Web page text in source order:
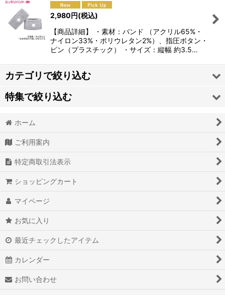
2,980円(税込)
【商品詳細】 ・素材：バンド （アクリル65%・
ナイロン33%・ポリウレタン2%）、指圧ボタン・
ピン（プラスチック） ・サイズ：縦幅 約3.5…
カテゴリで絞り込む
度数調節メガネ
老眼鏡
サングラス
スッキリバンド(酔い止め・つわり)
特集で絞り込む
乳歯ケース
老眼鏡
デンタルフロス
ホーム
ご利用案内
特定商取引法表示
ショッピングカート
マイページ
お気に入り
最近チェックしたアイテム
カレンダー
お問い合わせ